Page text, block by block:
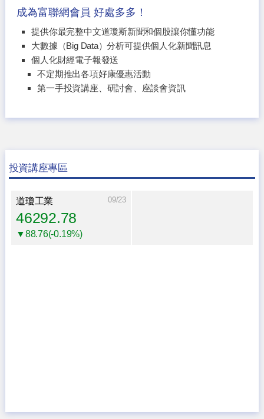
成為富聯網會員 好處多多！
提供你最完整中文道瓊斯新聞和個股讓你懂功能
大數據（Big Data）分析可提供個人化新聞訊息
個人化財經電子報發送
不定期推出各項好康優惠活動
第一手投資講座、研討會、座談會資訊
投資講座專區
道瓊工業 09/23
46292.78
▼88.76(-0.19%)